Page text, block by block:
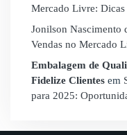
Mercado Livre: Dicas
Jonilson Nascimento
Vendas no Mercado
Embalagem de
Fidelize Clientes em
para 2025: